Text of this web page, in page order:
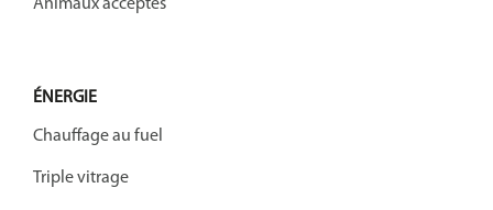
Animaux acceptés
ÉNERGIE
Chauffage au fuel
Triple vitrage